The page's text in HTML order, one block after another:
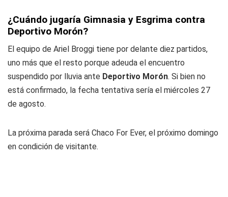
¿Cuándo jugaría Gimnasia y Esgrima contra
Deportivo Morón?
El equipo de Ariel Broggi tiene por delante diez partidos,
uno más que el resto porque adeuda el encuentro
suspendido por lluvia ante Deportivo Morón. Si bien no
está confirmado, la fecha tentativa sería el miércoles 27
de agosto.
La próxima parada será Chaco For Ever, el próximo domingo
en condición de visitante.